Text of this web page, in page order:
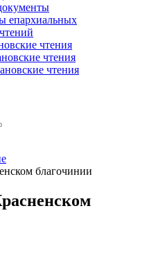
епархиальных
чтения
чтения
чтения
благочинии